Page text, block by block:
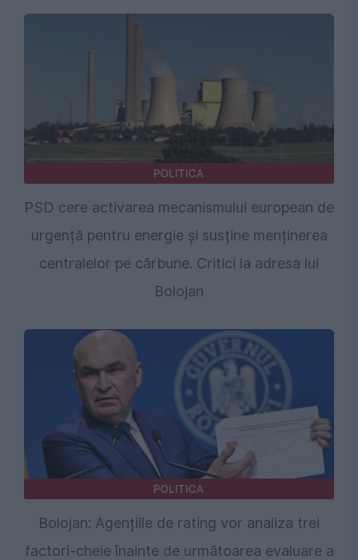
POLITICA
PSD cere activarea mecanismului european de
urgență pentru energie și susține menținerea
centralelor pe cărbune. Critici la adresa lui
Bolojan
POLITICA
Bolojan: Agențiile de rating vor analiza trei
factori-cheie înainte de următoarea evaluare a